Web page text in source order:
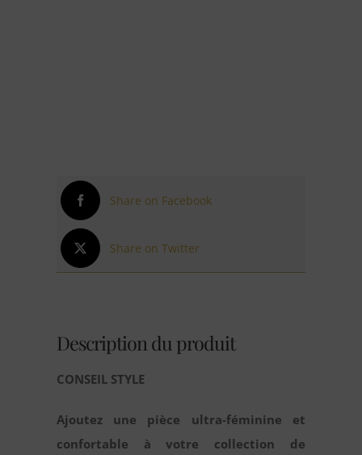
Share on Facebook
Share on Twitter
Description du produit
CONSEIL STYLE
Ajoutez une pièce ultra-féminine et
confortable à votre collection de